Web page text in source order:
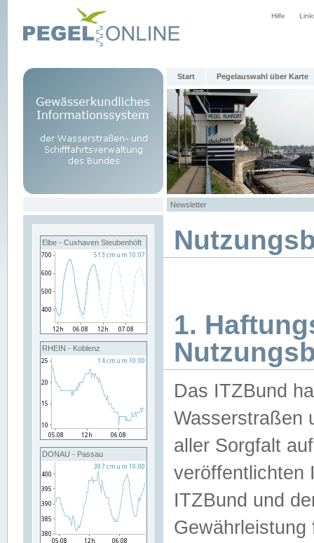
Hilfe
Start Pegelauswahl über Karte
Newsletter
Elbe - Cuxhaven Steubenhöft
RHEIN - Koblenz
DONAU - Passau
1.
Das ITZBund
Wasserstraßen
aller Sorgfalt
veröffentlichten
ITZBund und